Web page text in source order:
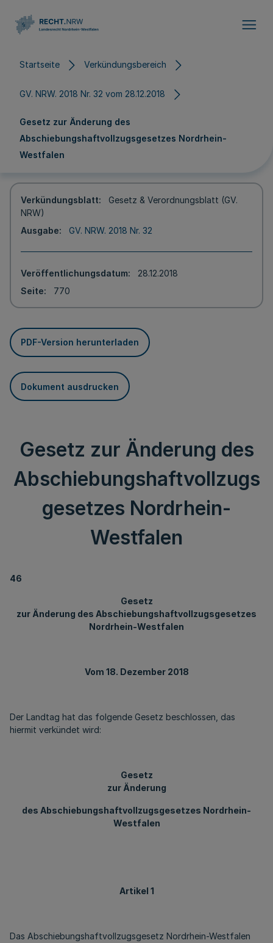
Startseite Verkündungsbereich
GV. NRW. 2018 Nr. 32 vom 28.12.2018
Gesetz zur Änderung des
Abschiebungshaftvollzugsgesetzes Nordrhein-
Westfalen
Verkündungsblatt
Gesetz & Verordnungsblatt (GV.
NRW)
Ausgabe
GV. NRW. 2018 Nr. 32
Veröffentlichungsdatum
28.12.2018
Seite
770
PDF-Version herunterladen
Dokument ausdrucken
Gesetz zur Änderung des
Abschiebungshaftvollzugs
gesetzes Nordrhein-
Westfalen
46
Gesetz
zur Änderung des Abschiebungshaftvollzugsgesetzes
Nordrhein-Westfalen
Vom 18. Dezember 2018
Der Landtag hat das folgende Gesetz beschlossen, das
hiermit verkündet wird:
Gesetz
zur Änderung
des Abschiebungshaftvollzugsgesetzes Nordrhein-
Westfalen
Artikel 1
Das Abschiebungshaftvollzugsgesetz Nordrhein-Westfalen